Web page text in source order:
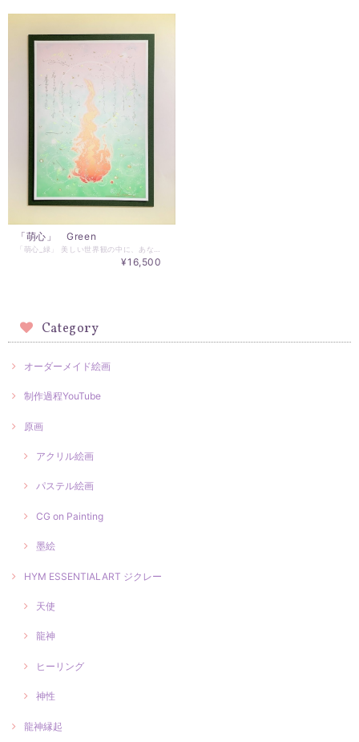
「萌心」 Green
¥16,500
Category
オーダーメイド絵画
制作過程YouTube
原画
アクリル絵画
パステル絵画
CG on Painting
墨絵
HYM ESSENTIALART ジクレー
天使
龍神
ヒーリング
神性
龍神縁起